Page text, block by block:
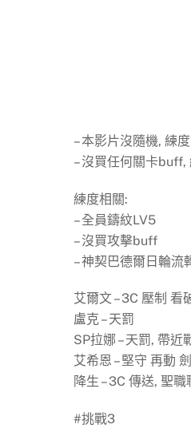
– 本影片沒隨機, 練
– 沒買任何關卡
練度相關:
– 全員鑄紋LV5
– 沒買攻擊buff
– 神契巴德爾日輪流
艾爾文 – 3C 壓制 看
盧克 – 天罰
SP拉娜 – 天罰, 帶近
艾希恩 – 堅守 再動
降生 – 3C 傳送, 聖
#挑戰3